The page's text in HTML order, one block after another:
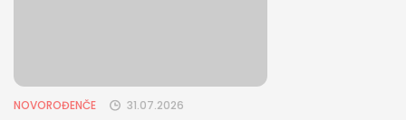
NOVOROĐENČE 31.07.2026